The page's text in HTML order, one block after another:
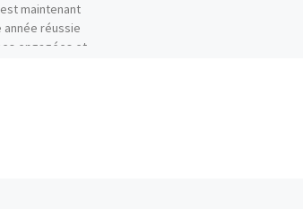
maintenant
année réussie
engagées et